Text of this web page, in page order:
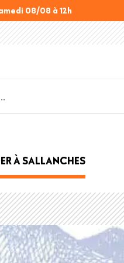
08/08 à 12h
À SALLANCHES